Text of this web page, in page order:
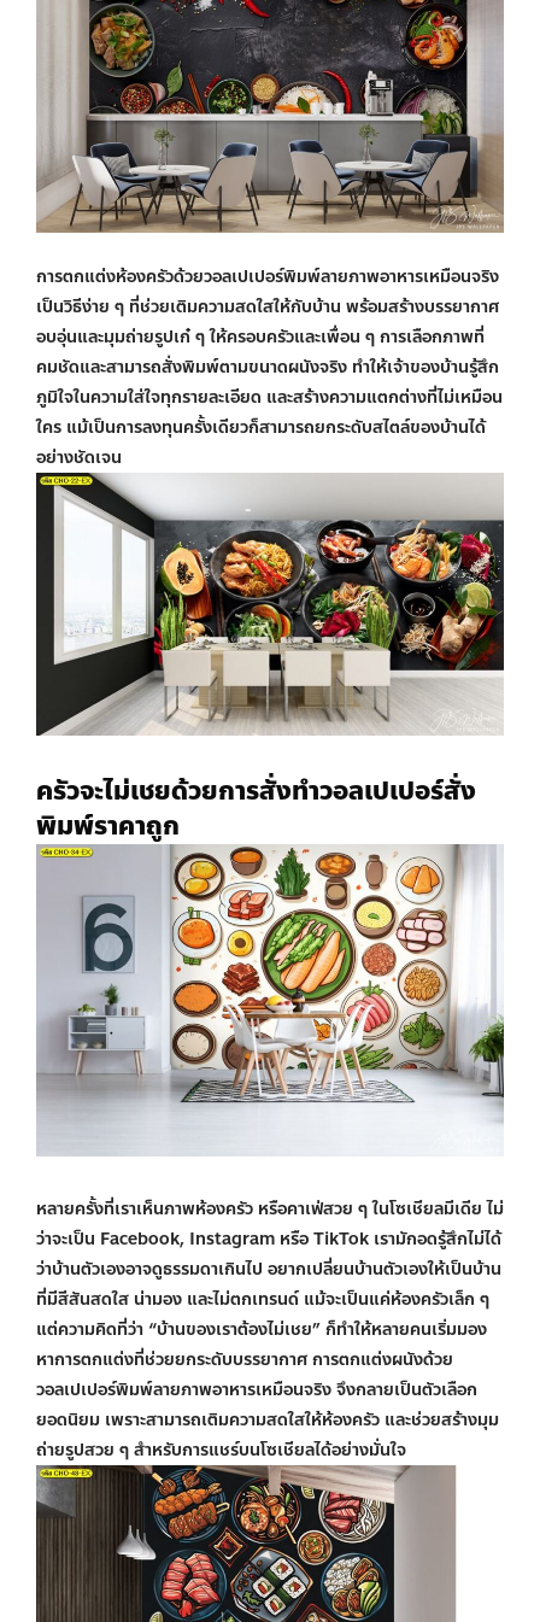
การตกแต่งห้องครัวด้วยวอลเปเปอร์พิมพ์ลายภาพอาหารเหมือนจริง
เป็นวิธีง่าย ๆ ที่ช่วยเติมความสดใสให้กับบ้าน พร้อมสร้างบรรยากาศ
อบอุ่นและมุมถ่ายรูปเก๋ ๆ ให้ครอบครัวและเพื่อน ๆ การเลือกภาพที่
คมชัดและสามารถสั่งพิมพ์ตามขนาดผนังจริง ทำให้เจ้าของบ้านรู้สึก
ภูมิใจในความใส่ใจทุกรายละเอียด และสร้างความแตกต่างที่ไม่เหมือน
ใคร แม้เป็นการลงทุนครั้งเดียวก็สามารถยกระดับสไตล์ของบ้านได้
อย่างชัดเจน
ครัวจะไม่เชยด้วยการสั่งทำวอลเปเปอร์สั่ง
พิมพ์ราคาถูก
หลายครั้งที่เราเห็นภาพห้องครัว หรือคาเฟ่สวย ๆ ในโซเชียลมีเดีย ไม่
ว่าจะเป็น Facebook, Instagram หรือ TikTok เรามักอดรู้สึกไม่ได้
ว่าบ้านตัวเองอาจดูธรรมดาเกินไป อยากเปลี่ยนบ้านตัวเองให้เป็นบ้าน
ที่มีสีสันสดใส น่ามอง และไม่ตกเทรนด์ แม้จะเป็นแค่ห้องครัวเล็ก ๆ
แต่ความคิดที่ว่า “บ้านของเราต้องไม่เชย” ก็ทำให้หลายคนเริ่มมอง
หาการตกแต่งที่ช่วยยกระดับบรรยากาศ การตกแต่งผนังด้วย
วอลเปเปอร์พิมพ์ลายภาพอาหารเหมือนจริง จึงกลายเป็นตัวเลือก
ยอดนิยม เพราะสามารถเติมความสดใสให้ห้องครัว และช่วยสร้างมุม
ถ่ายรูปสวย ๆ สำหรับการแชร์บนโซเชียลได้อย่างมั่นใจ